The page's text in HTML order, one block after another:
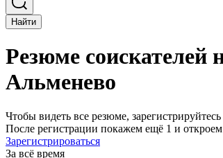
Найти
Резюме соискателей
Альменево
Чтобы видеть все резюме, зарегистрируйтесь
После регистрации покажем ещё 1 и
Зарегистрироваться
За всё время